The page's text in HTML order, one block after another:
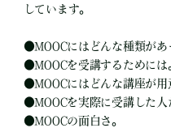
しています。
●MOOCにはどんな種類が
●MOOCを受講するためには
●MOOCにはどんな講座が用
●MOOCを実際に受講した人
●MOOCの面白さ。